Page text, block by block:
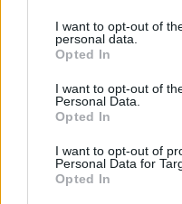
I want to opt-out of
personal data.
Opted In
I want to opt-out of
Personal Data.
Opted In
I want to opt-out of
Personal Data for
Opted In
Staran